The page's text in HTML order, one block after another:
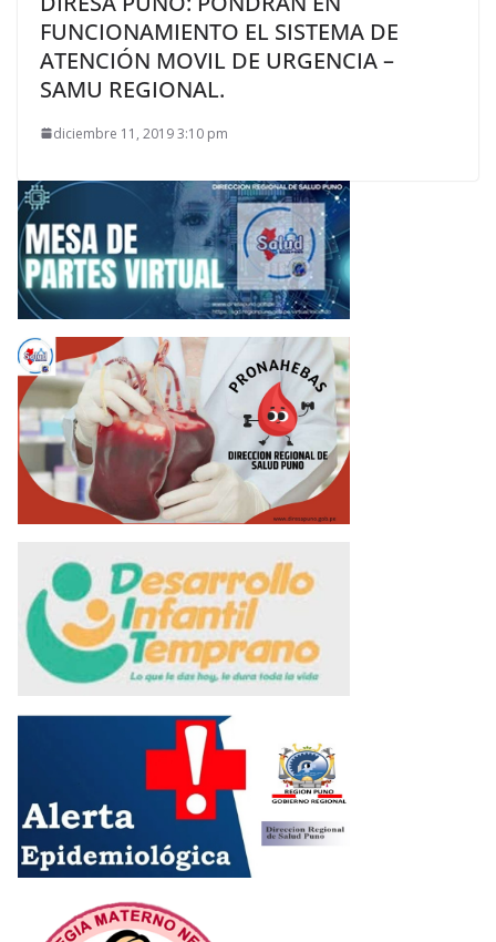
FUNCIONAMIENTO EL SISTEMA DE
ATENCIÓN MOVIL DE URGENCIA –
SAMU REGIONAL.
diciembre 11, 2019 3:10 pm